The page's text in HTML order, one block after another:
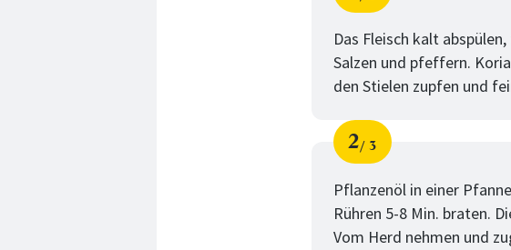
Schritt
von
Das Fleisch kalt
Salzen und pfeffern.
den Stielen zupfen und
Schritt
2
von
3
Pflanzenöl in einer
Rühren 5-8 Min. braten.
Vom Herd nehmen und